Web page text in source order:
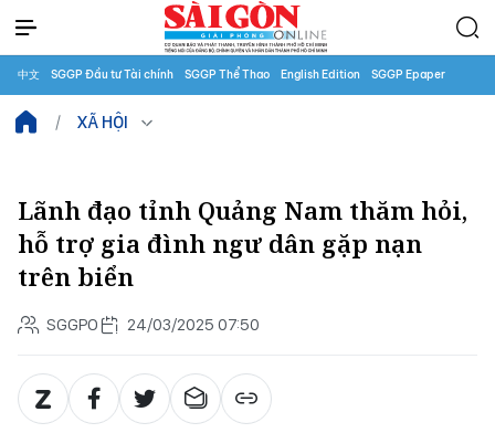
中文 SGGP Đầu tư Tài chính SGGP Thể Thao English Edition SGGP Epaper
XÃ HỘI
Lãnh đạo tỉnh Quảng Nam thăm hỏi,
hỗ trợ gia đình ngư dân gặp nạn
trên biển
SGGPO 24/03/2025 07:50